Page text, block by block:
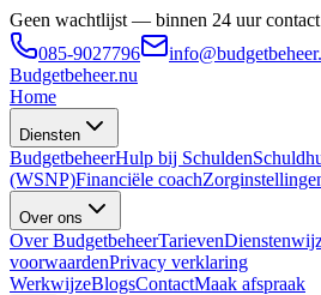
Geen wachtlijst — binnen 24 uur contact
085-9027796
Budgetbeheer.nu
Home
Diensten
BudgetbeheerHulp bij Schulden
(WSNP)Financiële coach
Over ons
Over BudgetbeheerTarieven
voorwaardenPrivacy verklaring
WerkwijzeBlogsContactMaak afspraak